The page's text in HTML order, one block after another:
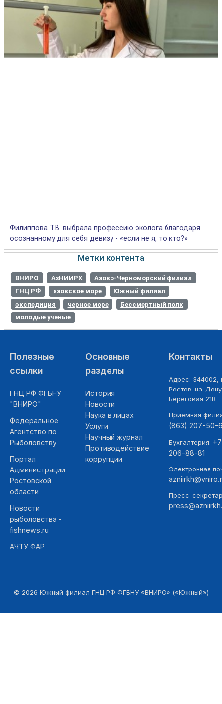
Филиппова Т.В. выбрала профессию эколога благодаря
осознанному для себя девизу - «если не я, то кто?»
Метки контента
ВНИРО АзНИИРХ
Азово-Черноморский филиал
ГНЦ РФ
азовское море
Южный филиал
экспедиция
черное море
Бессмертный полк
молодые ученые
Полезные
ссылки
ГНЦ РФ ФГБНУ
"ВНИРО"
Федеральное
Агентство по
Рыболовству
Портал
Администрации
Ростовской
области
Новости
рыболовства -
fishnews.ru
АЧТУ ФАР
Основные
разделы
История
Новости
Наука в лицах
Услуги
Научный журнал
Противодействие
коррупции
Контакты
Адрес: 344002,
Ростов-на-
Береговая 21В
Приемная
(863) 207-50-
Бухгалтерия:
206-88-81
Электронная
Пресс-
© 2026 Южный филиал ГНЦ РФ ФГБНУ «ВНИРО» («Южный»)